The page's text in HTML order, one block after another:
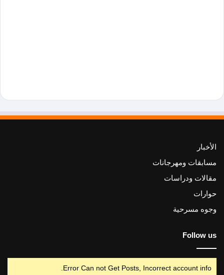
الأخبار
مسابقات ومهرجانات
مقالات ودراسات
حوارات
وجوه مسرحية
Follow us
Error Can not Get Posts, Incorrect account info.